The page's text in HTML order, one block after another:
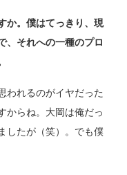
。僕はてっきり、現
、それへの一種のプロ
われるのがイヤだった
からね。大岡は俺だっ
したが（笑）。でも僕